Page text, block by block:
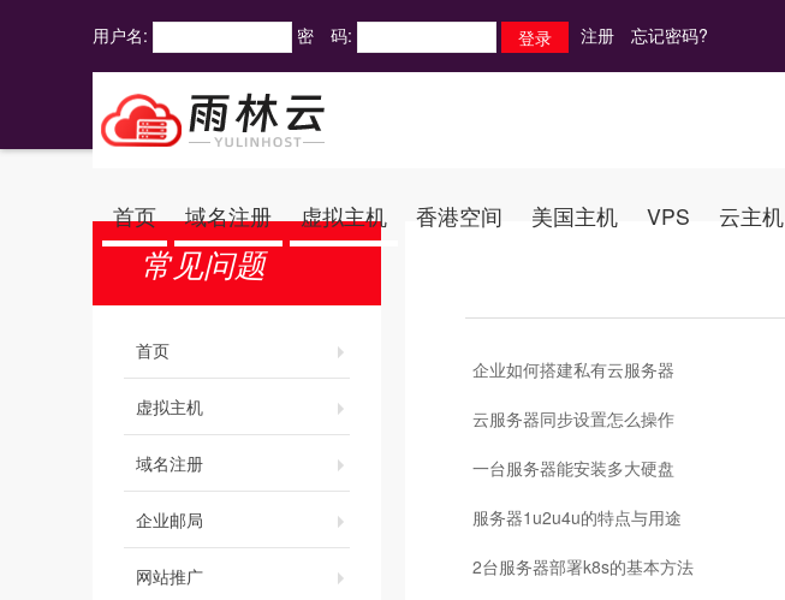
用户名: 密 码: 注册 忘记密码?
首页 域名注册 虚拟主机 香港空间 美国主机 VPS 云主机
常见问题
首页
虚拟主机
域名注册
企业邮局
网站推广
企业如何搭建私有云服务器
云服务器同步设置怎么操作
一台服务器能安装多大硬盘
服务器1u2u4u的特点与用途
2台服务器部署k8s的基本方法